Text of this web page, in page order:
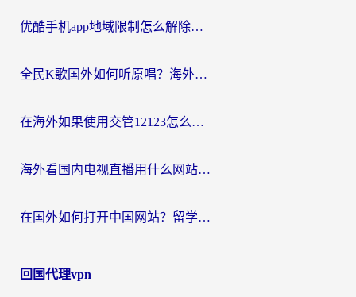
优酷手机app地域限制怎么解除？海外党亲测有效的追剧方案
全民K歌国外如何听原唱？海外党亲测有效的回国加速器选择指南
在海外如果使用交管12123怎么处理？留学生亲测有效的回国加速方案
海外看国内电视直播用什么网站比较好？一篇解决你所有追剧难题的实用指南
在国外如何打开中国网站？留学生与海外华人的无缝访问指南
回国代理vpn